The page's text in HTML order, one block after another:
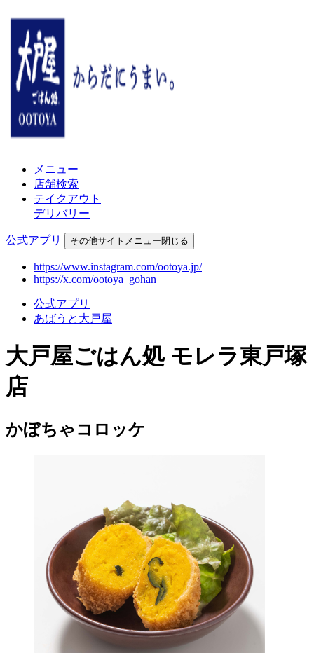
メニュー
店舗検索
テイクアウト
デリバリー
公式アプリ その他サイトメニュー閉じる
https://www.instagram.com/ootoya.jp/
https://x.com/ootoya_gohan
公式アプリ
あばうと大戸屋
大戸屋ごはん処 モレラ東戸塚
店
かぼちゃコロッケ